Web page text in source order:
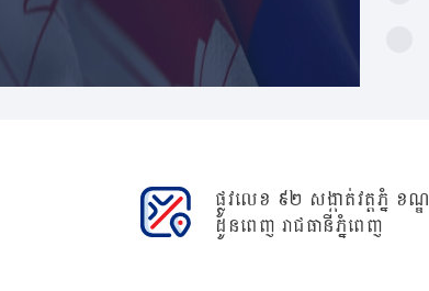
ផ្លូវលេខ ៩២ សង្កាត់វត្តភ្នំ ខណ្ឌ
ដូនពេញ រាជធានីភ្នំពេញ